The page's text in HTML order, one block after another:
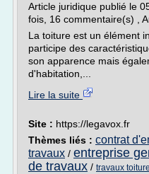
Article juridique publié le
fois, 16 commentaire(s) ,
La toiture est un élément
participe des
son apparence mais
d'habitation,...
Lire la suite
Site : https://legavox.fr
Thèmes liés : contrat
travaux / entreprise
de travaux / travaux